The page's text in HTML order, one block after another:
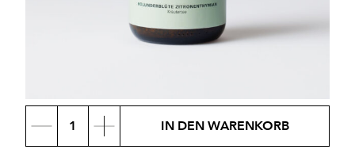
Holunderblüte
Zitronenthymian
IN DEN WARENKORB